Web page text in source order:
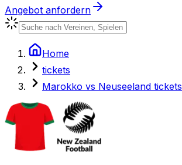
Angebot anfordern
Home
tickets
Marokko vs Neuseeland tickets